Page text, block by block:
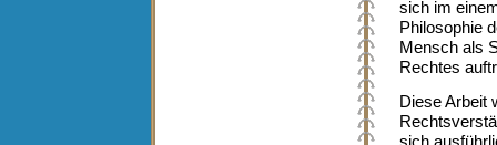
sich im
Philosophie
Mensch als
Rechtes
Diese Arbeit